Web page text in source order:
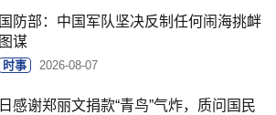
国防部：中国军队坚决反制任何闹海挑衅
图谋
时事 2026-08-07
日感谢郑丽文捐款“青鸟”气炸，质问国民